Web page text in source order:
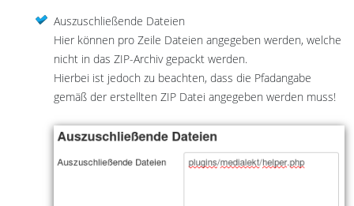
Auszuschließende Dateien
Hier können pro Zeile Dateien angegeben werden, welche
nicht in das ZIP-Archiv gepackt werden.
Hierbei ist jedoch zu beachten, dass die Pfadangabe
gemäß der erstellten ZIP Datei angegeben werden muss!